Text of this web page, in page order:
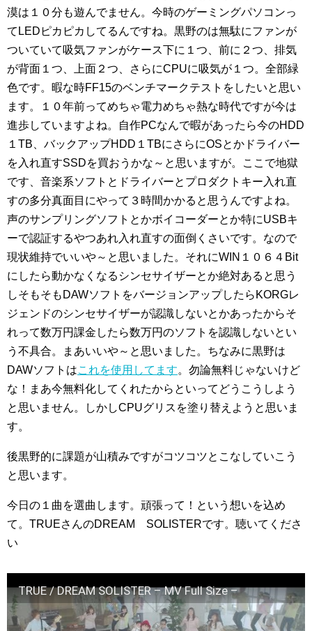
漠は１０分も遊んでません。今時のゲーミングパソコンっ
てLEDピカピカしてるんですね。黒野のは無駄にファンが
ついていて吸気ファンがケース下に１つ、前に２つ、排気
が背面１つ、上面２つ、さらにCPUに吸気が１つ。全部緑
色です。暇な時FF15のベンチマークテストをしたいと思い
ます。１０年前ってめちゃ電力めちゃ熱な時代ですが今は
進歩していますよね。自作PCなんで暇があったら今のHDD
１TB、バックアップHDD１TBにさらにOSとかドライバー
を入れ直すSSDを買おうかな～と思いますが。ここで地獄
です、音楽系ソフトとドライバーとプロダクトキー入れ直
すの多分真面目にやって３時間かかると思うんですよね。
声のサンプリングソフトとかボイコーダーとか特にUSBキ
ーで認証するやつあれ入れ直すの面倒くさいです。なので
現状維持でいいや～と思いました。それにWIN１０６４Bit
にしたら動かなくなるシンセサイザーとか絶対あると思う
しそもそもDAWソフトをバージョンアップしたらKORGレ
ジェンドのシンセサイザーが認識しないとかあったからそ
れって数万円課金したら数万円のソフトを認識しないとい
う不具合。まあいいや～と思いました。ちなみに黒野は
DAWソフトはこれを使用してます。勿論無料じゃないけど
な！まあ今無料化してくれたからといってどうこうしよう
と思いません。しかしCPUグリスを塗り替えようと思いま
す。
後黒野的に課題が山積みですがコツコツとこなしていこう
と思います。
今日の１曲を選曲します。頑張って！という想いを込め
て。TRUEさんのDREAM SOLISTERです。聴いてくださ
い
TRUE / DREAM SOLISTER – MV Full Size –